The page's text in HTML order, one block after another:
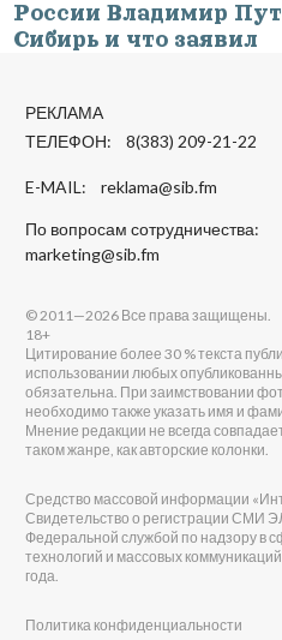
России Владимир
Сибирь и что заявил
РЕКЛАМА
ТЕЛЕФОН: 8(383) 209-21-22
E-MAIL: reklama@sib.fm
По вопросам сотрудничества:
marketing@sib.fm
© 2011—2026 Все права защищены.
18+
Цитирование более 30 % текста
использовании любых
обязательна. При заимствовании
необходимо также указать имя и
Мнение редакции не всегда
таком жанре, как авторские колонки.
Средство массовой информации
Свидетельство о регистрации СМИ
Федеральной службой по надзору в
технологий и массовых
года.
Политика конфиденциальности